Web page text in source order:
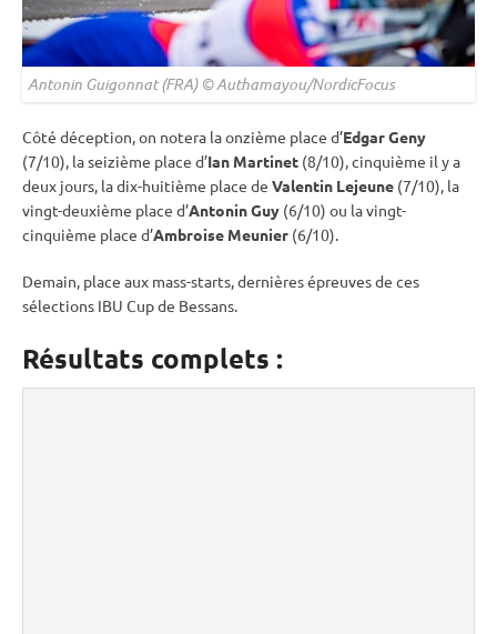
Antonin Guigonnat (FRA) © Authamayou/NordicFocus
Côté déception, on notera la onzième place d’Edgar Geny
(7/10), la seizième place d’Ian Martinet (8/10), cinquième il y a
deux jours, la dix-huitième place de Valentin Lejeune (7/10), la
vingt-deuxième place d’Antonin Guy (6/10) ou la vingt-
cinquième place d’Ambroise Meunier (6/10).
Demain, place aux mass-starts, dernières épreuves de ces
sélections IBU Cupde Bessans.
Résultats complets :